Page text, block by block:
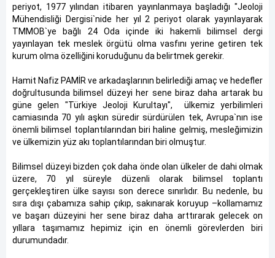
periyot, 1977 yılından itibaren yayınlanmaya başladığı "Jeoloji
Mühendisliği Dergisi`nide her yıl 2 periyot olarak yayınlayarak
TMMOB`ye bağlı 24 Oda içinde iki hakemli bilimsel dergi
yayınlayan tek meslek örgütü olma vasfını yerine getiren tek
kurum olma özelliğini koruduğunu da belirtmek gerekir.
Hamit Nafiz PAMİR ve arkadaşlarının belirlediği amaç ve hedefler
doğrultusunda bilimsel düzeyi her sene biraz daha artarak bu
güne gelen "Türkiye Jeoloji Kurultayı", ülkemiz yerbilimleri
camiasında 70 yılı aşkın süredir sürdürülen tek, Avrupa`nın ise
önemli bilimsel toplantılarından biri haline gelmiş, mesleğimizin
ve ülkemizin yüz akı toplantılarından biri olmuştur.
Bilimsel düzeyi bizden çok daha önde olan ülkeler de dahi olmak
üzere, 70 yıl süreyle düzenli olarak bilimsel toplantı
gerçekleştiren ülke sayısı son derece sınırlıdır. Bu nedenle, bu
sıra dışı çabamıza sahip çıkıp, sakınarak koruyup –kollamamız
ve başarı düzeyini her sene biraz daha arttırarak gelecek on
yıllara taşımamız hepimiz için en önemli görevlerden biri
durumundadır.